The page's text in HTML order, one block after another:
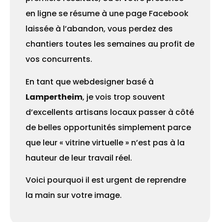
en ligne se résume à une page Facebook
laissée à l’abandon, vous perdez des
chantiers toutes les semaines au profit de
vos concurrents.
En tant que webdesigner basé à
Lampertheim, je vois trop souvent
d’excellents artisans locaux passer à côté
de belles opportunités simplement parce
que leur « vitrine virtuelle » n’est pas à la
hauteur de leur travail réel.
Voici pourquoi il est urgent de reprendre
la main sur votre image.